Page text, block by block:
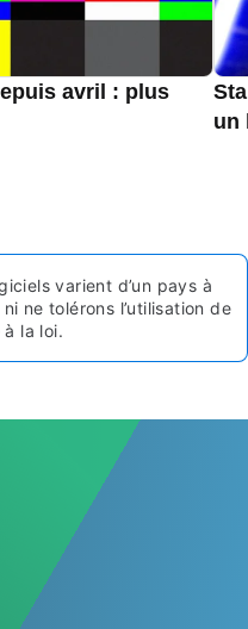
avril : plus
un
varient d’un pays à
ni ne tolérons l’utilisation de
la loi.